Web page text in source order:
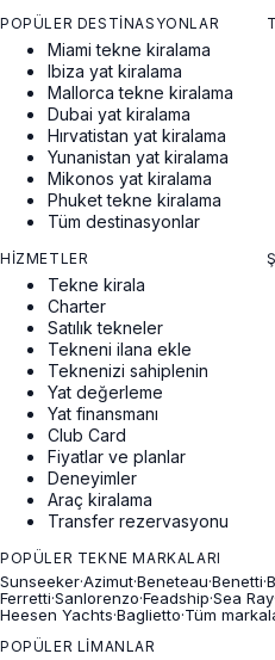
POPÜLER DESTINASYONLAR
Miami tekne kiralama
Ibiza yat kiralama
Mallorca tekne kiralama
Dubai yat kiralama
Hırvatistan yat kiralama
Yunanistan yat kiralama
Mikonos yat kiralama
Phuket tekne kiralama
Tüm destinasyonlar
HIZMETLER
Tekne kirala
Charter
Satılık tekneler
Tekneni ilana ekle
Teknenizi sahiplenin
Yat değerleme
Yat finansmanı
Club Card
Fiyatlar ve planlar
Deneyimler
Araç kiralama
Transfer rezervasyonu
POPÜLER TEKNE MARKALARI
Sunseeker·Azimut·Beneteau·Benetti·
Ferretti·Sanlorenzo·Feadship·Sea Ray
Heesen Yachts·Baglietto·Tüm
POPÜLER LIMANLAR